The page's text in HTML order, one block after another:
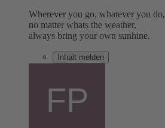
Wherever you go, whatever you do,
no matter whats the weather,
always bring your own sunhine.
Inhalt melden